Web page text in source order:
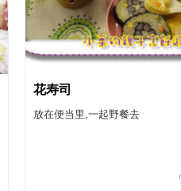
花寿司
放在便当里,一起野餐去